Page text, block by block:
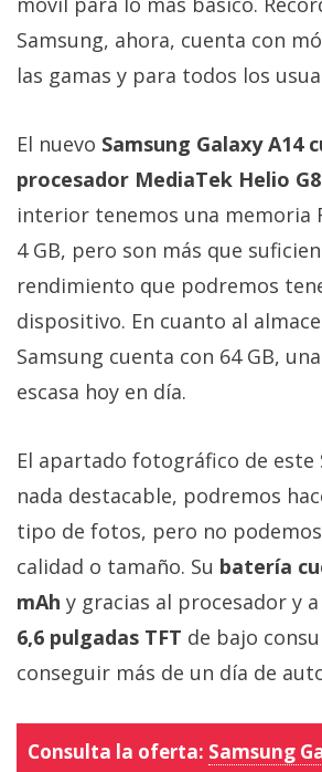
Samsung, ahora, cuenta con
las gamas y para todos los
El nuevo Samsung Galaxy A14
procesador MediaTek Helio
interior tenemos una memoria
4 GB, pero son más que
rendimiento que podremos
dispositivo. En cuanto al
Samsung cuenta con 64 GB,
escasa hoy en día.
El apartado fotográfico de este
nada destacable, podremos
tipo de fotos, pero no
calidad o tamaño. Su batería
mAh y gracias al procesador y a
6,6 pulgadas TFT de bajo
conseguir más de un día de
Consulta la oferta: Samsung